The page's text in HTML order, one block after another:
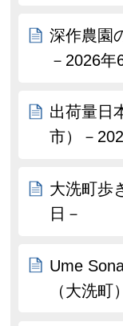
深作農園
－2026年
出荷量日
市）－
大洗町歩
日－
Ume
（大洗町